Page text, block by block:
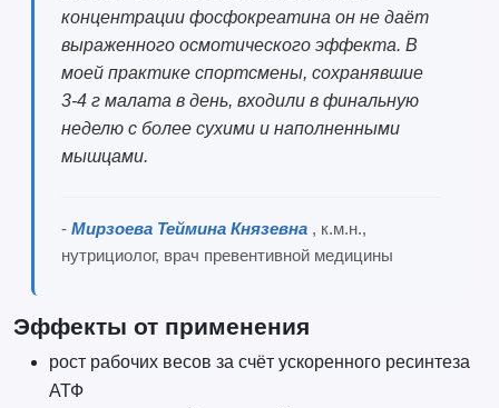
концентрации фосфокреатина он не даёт
выраженного осмотического эффекта. В
моей практике спортсмены, сохранявшие
3-4 г малата в день, входили в финальную
неделю с более сухими и наполненными
мышцами.
- Мирзоева Теймина Князевна , к.м.н.,
нутрициолог, врач превентивной медицины
Эффекты от применения
рост рабочих весов за счёт ускоренного ресинтеза
АТФ